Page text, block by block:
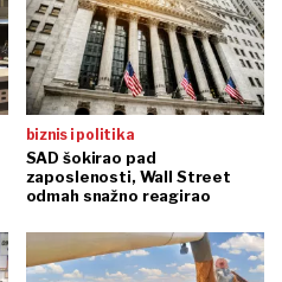
biznis i politika
SAD šokirao pad
zaposlenosti, Wall Street
odmah snažno reagirao